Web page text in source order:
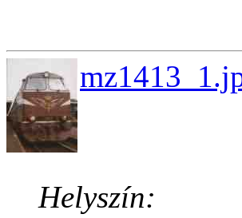
Helyszín: